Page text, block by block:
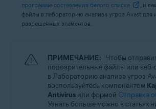
программе составления белого списка
, и
файлы в лабораторию анализа угроз Avast для
разрешенных элементов.
ПРИМЕЧАНИЕ: Чтобы
подозрительные файлы или веб-
в Лабораторию анализа угроз
воспользуйтесь компонентом
Antivirus или формой Отправка
Узнать больше можно в статьях